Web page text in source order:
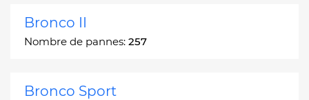
Bronco II
Nombre de pannes: 257
Bronco Sport